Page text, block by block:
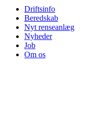
Driftsinfo
Beredskab
Nyt renseanlæg
Nyheder
Job
Om os